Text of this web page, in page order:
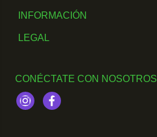
INFORMACIÓN
LEGAL
CONÉCTATE CON NOSOTROS
InstagramFacebook